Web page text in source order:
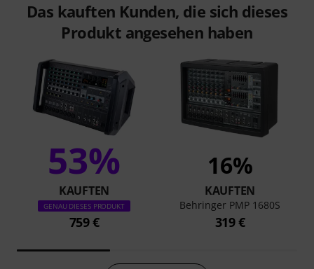
Das kauften Kunden, die sich dieses
Produkt angesehen haben
53%
KAUFTEN
GENAU DIESES PRODUKT
759 €
16%
KAUFTEN
Behringer PMP 1680S
319 €